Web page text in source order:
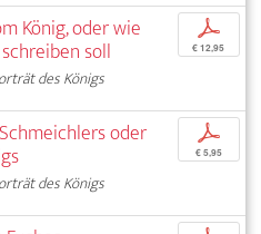
König, oder wie
soll
des Königs
p
€ 12,95
oder
des Königs
p
€ 5,95